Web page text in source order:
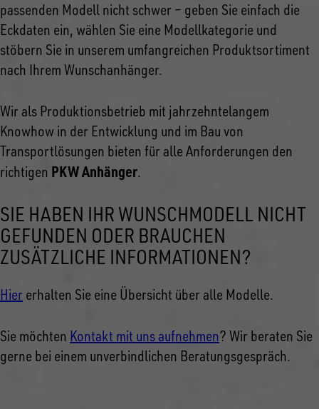
passenden Modell nicht schwer – geben Sie einfach die
Eckdaten ein, wählen Sie eine Modellkategorie und
stöbern Sie in unserem umfangreichen Produktsortiment
nach Ihrem Wunschanhänger.
Wir als Produktionsbetrieb mit jahrzehntelangem
Knowhow in der Entwicklung und im Bau von
Transportlösungen bieten für alle Anforderungen den
richtigen PKW Anhänger.
SIE HABEN IHR WUNSCHMODELL NICHT
GEFUNDEN ODER BRAUCHEN
ZUSÄTZLICHE INFORMATIONEN?
Hier erhalten Sie eine Übersicht über alle Modelle.
Sie möchten Kontakt mit uns aufnehmen? Wir beraten Sie
gerne bei einem unverbindlichen Beratungsgespräch.